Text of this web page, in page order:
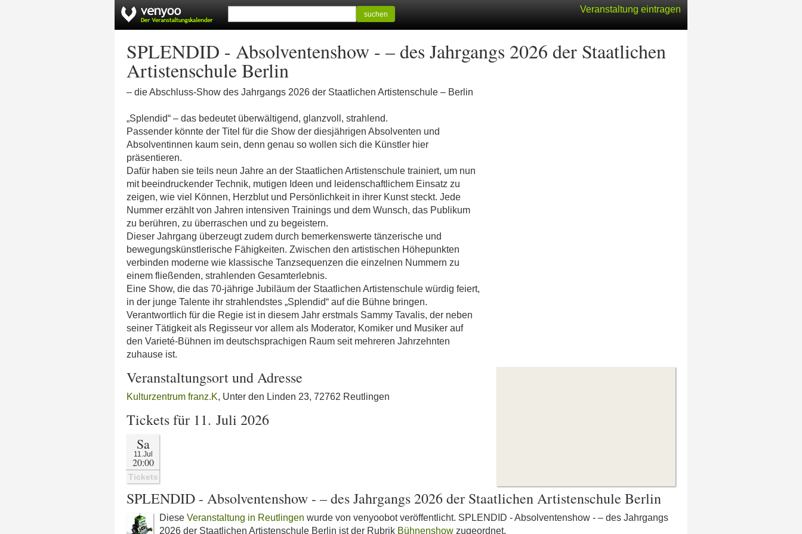
Veranstaltung eintragen
suchen
SPLENDID - Absolventenshow - – des Jahrgangs 2026 der Staatlichen
Artistenschule Berlin
– die Abschluss-Show des Jahrgangs 2026 der Staatlichen Artistenschule – Berlin
„Splendid“ – das bedeutet überwältigend, glanzvoll, strahlend.
Passender könnte der Titel für die Show der diesjährigen Absolventen und
Absolventinnen kaum sein, denn genau so wollen sich die Künstler hier
präsentieren.
Dafür haben sie teils neun Jahre an der Staatlichen Artistenschule trainiert, um nun
mit beeindruckender Technik, mutigen Ideen und leidenschaftlichem Einsatz zu
zeigen, wie viel Können, Herzblut und Persönlichkeit in ihrer Kunst steckt. Jede
Nummer erzählt von Jahren intensiven Trainings und dem Wunsch, das Publikum
zu berühren, zu überraschen und zu begeistern.
Dieser Jahrgang überzeugt zudem durch bemerkenswerte tänzerische und
bewegungskünstlerische Fähigkeiten. Zwischen den artistischen Höhepunkten
verbinden moderne wie klassische Tanzsequenzen die einzelnen Nummern zu
einem fließenden, strahlenden Gesamterlebnis.
Eine Show, die das 70-jährige Jubiläum der Staatlichen Artistenschule würdig feiert,
in der junge Talente ihr strahlendstes „Splendid“ auf die Bühne bringen.
Verantwortlich für die Regie ist in diesem Jahr erstmals Sammy Tavalis, der neben
seiner Tätigkeit als Regisseur vor allem als Moderator, Komiker und Musiker auf
den Varieté-Bühnen im deutschsprachigen Raum seit mehreren Jahrzehnten
zuhause ist.
Veranstaltungsort und Adresse
Kulturzentrum franz.K, Unter den Linden 23, 72762 Reutlingen
Tickets für 11. Juli 2026
Sa
11.Jul
20:00
Tickets
SPLENDID - Absolventenshow - – des Jahrgangs 2026 der Staatlichen Artistenschule Berlin
Diese Veranstaltung in Reutlingen wurde von venyoobot veröffentlicht. SPLENDID - Absolventenshow - – des Jahrgangs
2026 der Staatlichen Artistenschule Berlin ist der Rubrik Bühnenshow zugeordnet.